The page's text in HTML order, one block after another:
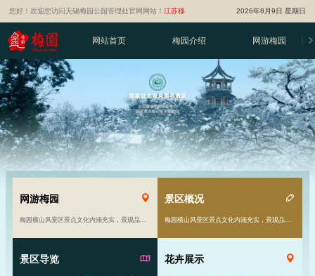
您好！欢迎您访问无锡梅园公园管理处官网网站！江苏移
动智慧旅游平台
2026年8月9日 星期日
网站首页 梅园介绍 网游梅园
网游梅园
梅园横山风景区景点文化内涵充实，景观品位高雅。风景区由原来的81亩发展到现在的千余亩……
景区概况
梅园横山风景区景点文化内涵充实，景观品位高雅。风景区由原来的81亩发展到现在的千余亩……
景区导览 花卉展示